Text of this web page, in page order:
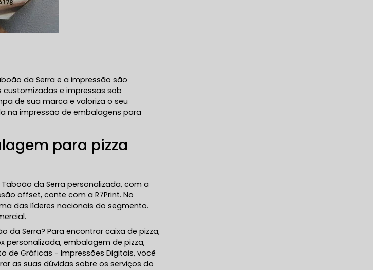
da Serra e a impressão são
e impressas sob
de sua marca e valoriza o seu
na impressão de embalagens para
para pizza
da Serra personalizada, com a
offset, conte com a R7Print. No
das líderes nacionais do segmento.
da Serra? Para encontrar caixa de pizza,
personalizada, embalagem de pizza,
de Gráficas - Impressões Digitais, você
as suas dúvidas sobre os serviços do